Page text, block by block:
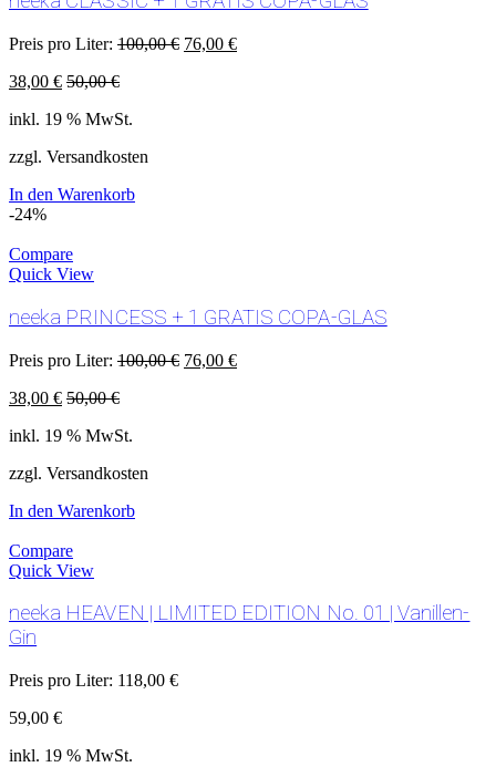
Preis pro Liter: 100,00€ 76,00 €
38,00 € 50,00€
inkl. 19 % MwSt.
zzgl. Versandkosten
In den Warenkorb
-24%
Compare
Quick View
neeka PRINCESS + 1 GRATIS COPA-GLAS
Preis pro Liter: 100,00€ 76,00 €
38,00 € 50,00€
inkl. 19 % MwSt.
zzgl. Versandkosten
In den Warenkorb
Compare
Quick View
neeka HEAVEN | LIMITED EDITION No. 01 | Vanillen-
Gin
Preis pro Liter: 118,00 €
59,00 €
inkl. 19 % MwSt.